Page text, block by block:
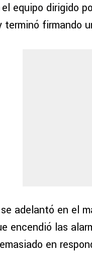
equipo dirigido
terminó firmando
adelantó en el
encendió las
en